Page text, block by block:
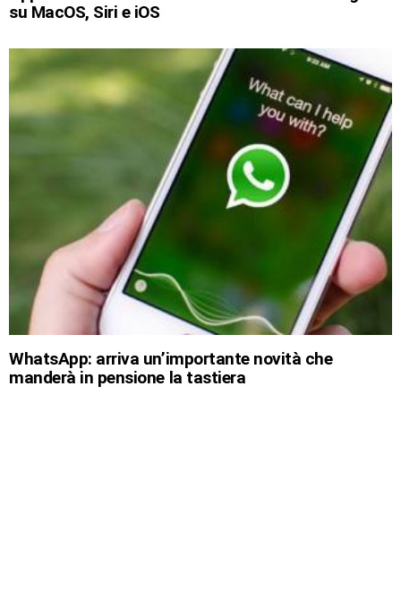
su MacOS, Siri e iOS
WhatsApp: arriva un’importante novità che
manderà in pensione la tastiera